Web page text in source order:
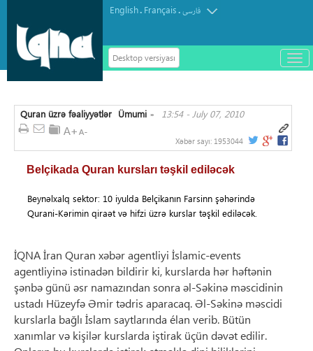
English. Français.فارسی
Desktop versiyası
باز
و
Quran üzrə fəaliyyətlər »
Ümumi 13:54 - July 07, 2010
Xəbər sayı: 1953044
Belçikada Quran kursları təşkil ediləcək
Beynəlxalq sektor: 10 iyulda Belçikanın Farsinn şəhərində
Qurani-Kərimin qiraət və hifzi üzrə kurslar təşkil ediləcək.
İQNA İran Quran xəbər agentliyi İslamic-events
agentliyinə istinadən bildirir ki, kurslarda hər həftənin
şənbə günü əsr namazından sonra əl-Səkinə məscidinin
ustadı Hüzeyfə Əmir tədris aparacaq. Əl-Səkinə məscidi
kurslarla bağlı İslam saytlarında élan verib. Bütün
xanımlar və kişilər kurslarda iştirak üçün dəvət edilir.